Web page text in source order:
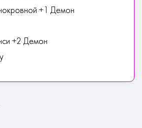
+1 Демон
+2 Демон